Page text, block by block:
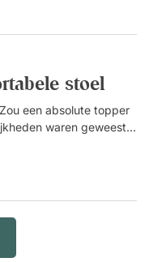
stoel
een absolute topper
waren geweest.